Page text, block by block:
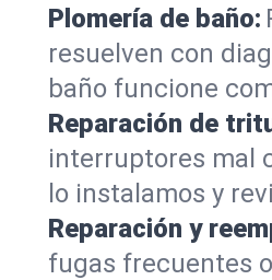
Plomería de baño:
resuelven con
baño funcione
Reparación de
interruptores mal
lo instalamos y
Reparación y
fugas frecuentes